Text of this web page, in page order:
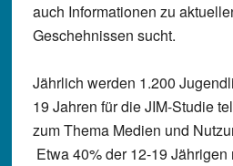
auch Informationen zu
Geschehnissen sucht.
Jährlich werden 1.200
19 Jahren für die JIM-Studie
zum Thema Medien und
Etwa 40% der 12-19